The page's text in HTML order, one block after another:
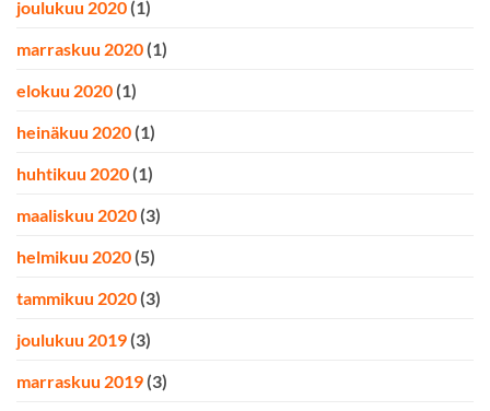
joulukuu 2020 (1)
marraskuu 2020 (1)
elokuu 2020 (1)
heinäkuu 2020 (1)
huhtikuu 2020 (1)
maaliskuu 2020 (3)
helmikuu 2020 (5)
tammikuu 2020 (3)
joulukuu 2019 (3)
marraskuu 2019 (3)